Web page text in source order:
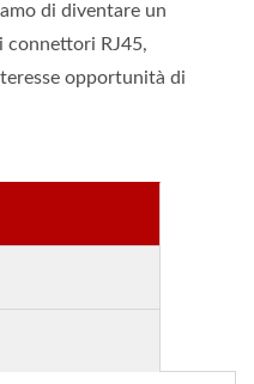
di diventare un
connettori RJ45,
opportunità di